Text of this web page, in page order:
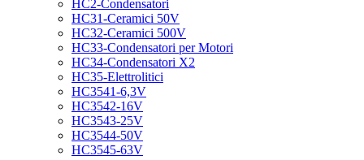
HC2-Condensatori
HC31-Ceramici 50V
HC32-Ceramici 500V
HC33-Condensatori per Motori
HC34-Condensatori X2
HC35-Elettrolitici
HC3541-6,3V
HC3542-16V
HC3543-25V
HC3544-50V
HC3545-63V